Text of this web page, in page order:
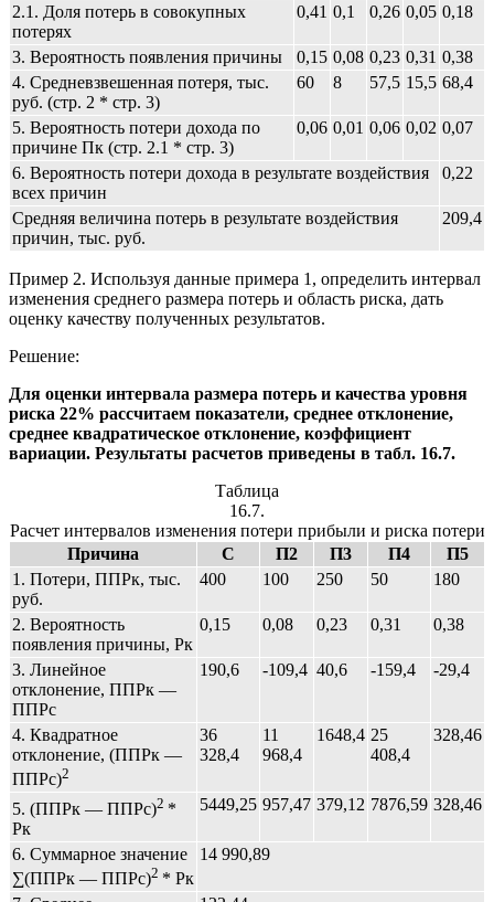
2.1. Доля потерь в совокупных
потерях
0,41 0,1 0,26 0,05 0,18
3. Вероятность появления причины 0,15 0,08 0,23 0,31 0,38
4. Средневзвешенная потеря, тыс.
руб. (стр. 2 * стр. 3)
60 8 57,5 15,5 68,4
5. Вероятность потери дохода по
причине Пк (стр. 2.1 * стр. 3)
0,06 0,01 0,06 0,02 0,07
6. Вероятность потери дохода в результате воздействия
всех причин
0,22
Средняя величина потерь в результате воздействия
причин, тыс. руб.
209,4
Пример 2. Используя данные примера 1, определить интервал
изменения среднего размера потерь и область риска, дать
оценку качеству полученных результатов.
Решение:
Для оценки интервала размера потерь и качества уровня
риска 22% рассчитаем показатели, среднее отклонение,
среднее квадратическое отклонение, коэффициент
вариации. Результаты расчетов приведены в табл. 16.7.
Таблица
16.7.
Расчет интервалов изменения потери прибыли и риска потери
Причина
С П2 П3 П4
П5
1. Потери, ППРк, тыс.
руб.
400 100 250 50 180
2. Вероятность
появления причины, Рк
0,15 0,08 0,23 0,31 0,38
3. Линейное
отклонение, ППРк —
ППРс
190,6 -109,4 40,6 -159,4 -29,4
4. Квадратное
отклонение, (ППРк —
ППРс)2
36
328,4
11
968,4
1648,4 25
408,4
328,46
5. (ППРк — ППРс)2 *
Рк
5449,25 957,47 379,12 7876,59 328,46
6. Суммарное значение
∑(ППРк — ППРс)2 * Рк
14 990,89